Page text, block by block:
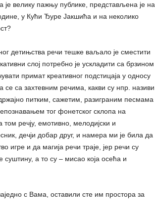
велику пажњу публике, представљена је на
у Кући Ђуре Јакшића и на неколико
детињства речи тешке ваљало је сместити
слој потребно је ускладити са брзином
примат креативног подстицаја у односу
се са захтевним речима, какви су нпр. називи
питким, сажетим, разиграним песмама
тог фонетског склопа на
речју, емотивно, мелодијски и
дечји добар друг, и намера ми је била да
игре и да магија речи траје, јер речи су
а то су – мисао која осећа и
с Вама, оставили сте им простора за